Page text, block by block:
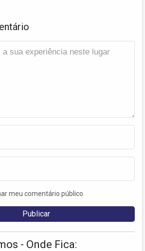
meu comentário público
- Onde Fica: